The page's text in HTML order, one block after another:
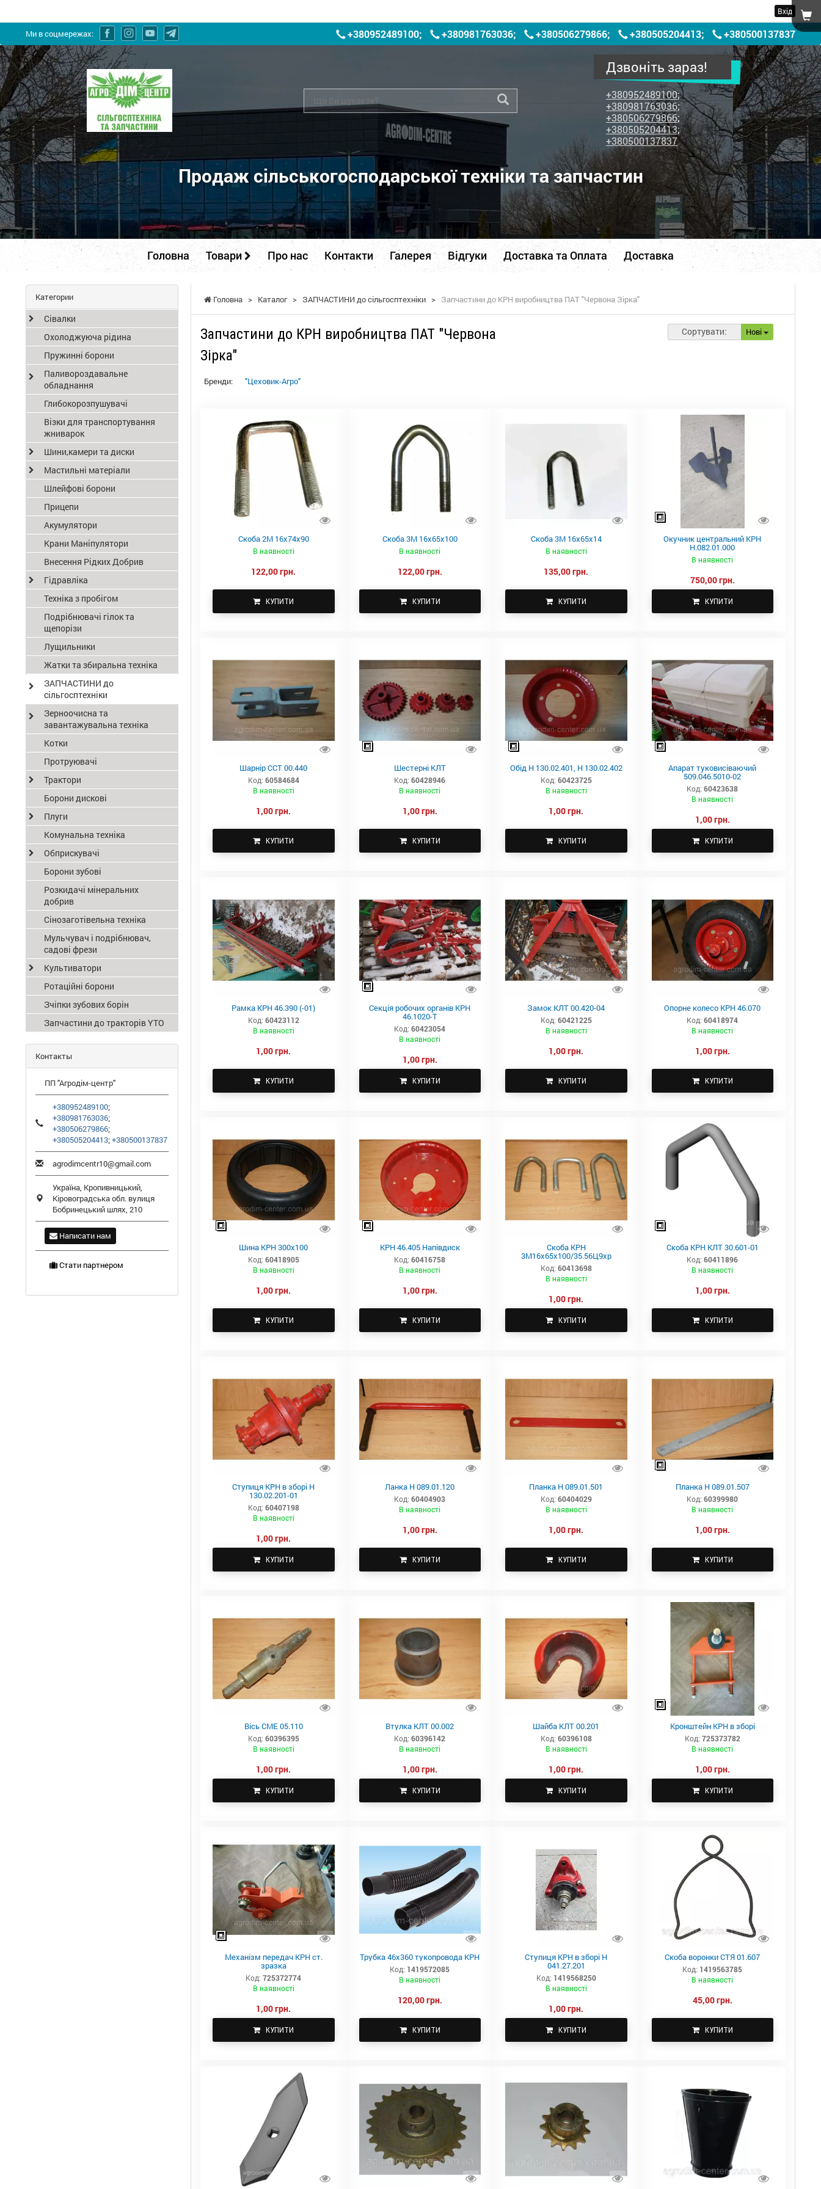
Вхід
Ми в соцмережах: +380952489100; +380981763036; +380506279866; +380505204413; +380500137837
ПП
"Агродім-
центр"
-
продаж
сільськогосподарської
техніки
та
запчастин
Дзвоніть зараз!
+380952489100;
+380981763036;
+380506279866;
+380505204413;
+380500137837
Продаж сільськогосподарської техніки та запчастин
Головна Товари Про нас Контакти Галерея Відгуки Доставка та Оплата Доставка
Головна > Каталог > ЗАПЧАСТИНИ до сільгосптехніки > Запчастини до КРН виробництва ПАТ "Червона Зірка"
Запчастини до КРН виробництва ПАТ "Червона
Зірка"
Сортувати: Нові
Бренди: "Цеховик-Агро"
Скоба 2М 16х74х90
В наявності
122,00 грн.
КУПИТИ
Скоба 3М 16х65х100
В наявності
122,00 грн.
КУПИТИ
Скоба 3М 16х65х14
В наявності
135,00 грн.
КУПИТИ
Окучник центральний КРН
Н.082.01.000
В наявності
750,00 грн.
КУПИТИ
Шарнір ССТ 00.440
Код: 60584684
В наявності
1,00 грн.
КУПИТИ
Шестерні КЛТ
Код: 60428946
В наявності
1,00 грн.
КУПИТИ
Обід Н 130.02.401, Н 130.02.402
Код: 60423725
В наявності
1,00 грн.
КУПИТИ
Апарат туковисіваючий
509.046.5010-02
Код: 60423638
В наявності
1,00 грн.
КУПИТИ
Рамка КРН 46.390 (-01)
Код: 60423112
В наявності
1,00 грн.
КУПИТИ
Секція робочих органів КРН
46.1020-Т
Код: 60423054
В наявності
1,00 грн.
КУПИТИ
Замок КЛТ 00.420-04
Код: 60421225
В наявності
1,00 грн.
КУПИТИ
Опорне колесо КРН 46.070
Код: 60418974
В наявності
1,00 грн.
КУПИТИ
Шина КРН 300х100
Код: 60418905
В наявності
1,00 грн.
КУПИТИ
КРН 46.405 Напівдиск
Код: 60416758
В наявності
1,00 грн.
КУПИТИ
Скоба КРН
3М16х65х100/35.56Ц9хр
Код: 60413698
В наявності
1,00 грн.
КУПИТИ
Скоба КРН КЛТ 30.601-01
Код: 60411896
В наявності
1,00 грн.
КУПИТИ
Ступиця КРН в зборі Н
130.02.201-01
Код: 60407198
В наявності
1,00 грн.
КУПИТИ
Ланка Н 089.01.120
Код: 60404903
В наявності
1,00 грн.
КУПИТИ
Планка Н 089.01.501
Код: 60404029
В наявності
1,00 грн.
КУПИТИ
Планка Н 089.01.507
Код: 60399980
В наявності
1,00 грн.
КУПИТИ
Вісь СМЕ 05.110
Код: 60396395
В наявності
1,00 грн.
КУПИТИ
Втулка КЛТ 00.002
Код: 60396142
В наявності
1,00 грн.
КУПИТИ
Шайба КЛТ 00.201
Код: 60396108
В наявності
1,00 грн.
КУПИТИ
Кронштейн КРН в зборі
Код: 725373782
В наявності
1,00 грн.
КУПИТИ
Механізм передач КРН ст.
зразка
Код: 725372774
В наявності
1,00 грн.
КУПИТИ
Трубка 46х360 тукопровода КРН
Код: 1419572085
В наявності
120,00 грн.
КУПИТИ
Ступиця КРН в зборі Н
041.27.201
Код: 1419568250
В наявності
1,00 грн.
КУПИТИ
Скоба воронки СТЯ 01.607
Код: 1419563785
В наявності
45,00 грн.
КУПИТИ
Категории
Сівалки
Охолоджуюча рідина
Пружинні борони
Паливороздавальне
обладнання
Глибокорозпушувачі
Візки для транспортування
жниварок
Шини,камери та диски
Мастильні матеріали
Шлейфові борони
Прицепи
Акумулятори
Крани Маніпулятори
Внесення Рідких Добрив
Гідравліка
Техніка з пробігом
Подрібнювачі гілок та
щепорізи
Лущильники
Жатки та збиральна техніка
ЗАПЧАСТИНИ до
сільгосптехніки
Зерноочисна та
завантажувальна техніка
Котки
Протруювачі
Трактори
Борони дискові
Плуги
Комунальна техніка
Обприскувачі
Борони зубові
Розкидачі мінеральних
добрив
Сінозаготівельна техніка
Мульчувач і подрібнювач,
садові фрези
Культиватори
Ротаційні борони
Зчіпки зубових борін
Запчастини до тракторів YTO
Контакты
ПП "Агродім-центр"
+380952489100;
+380981763036;
+380506279866;
+380505204413;+380500137837
agrodimcentr10@gmail.com
Україна, Кропивницький,
Кіровоградська обл. вулиця
Бобринецький шлях, 210
Написати нам
Стати партнером